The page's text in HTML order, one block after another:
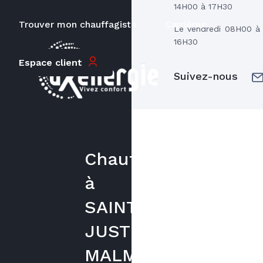
Trouver mon chauffagiste Carrières
Espace client
Chauffagiste
à
SAINT
JUST
MALMONT
14H00 à 17H30
Le vendredi 08H00
16H30
Suivez-nous